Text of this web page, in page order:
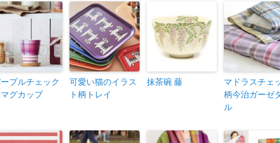
プルチェック
グカップ
可愛い猫のイラス
ト柄トレイ
抹茶碗 藤
マドラスチェ
柄今治ガーゼ
ル